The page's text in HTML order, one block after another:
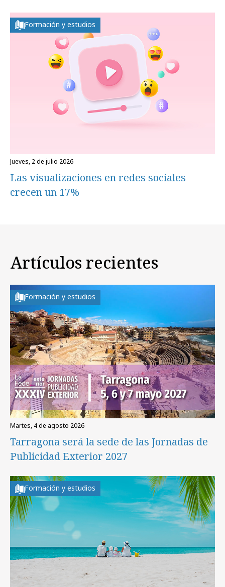
Formación y estudios
jueves, 2 de julio 2026
Las visualizaciones en redes sociales
crecen un 17%
Artículos recientes
Formación y estudios
martes, 4 de agosto 2026
Tarragona será la sede de las Jornadas de
Publicidad Exterior 2027
Formación y estudios